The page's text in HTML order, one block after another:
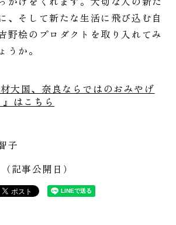
、そして新たな生活に飛び込む自
野桧のプロダクトを取り入れてみ
うか。
大国、奈良ならではのおみやげ
はこちら
子
記事公開日）